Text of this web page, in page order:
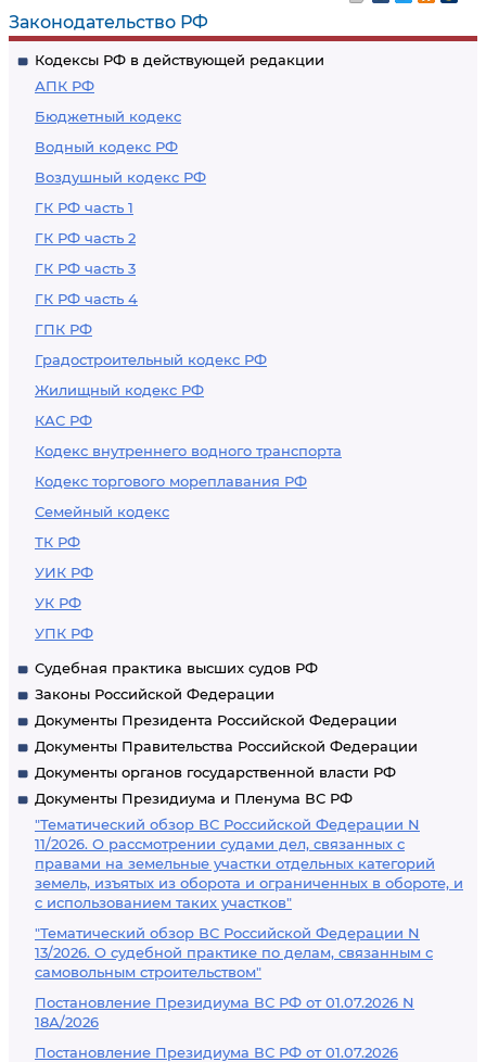
Законодательство РФ
Кодексы РФ в действующей редакции
АПК РФ
Бюджетный кодекс
Водный кодекс РФ
Воздушный кодекс РФ
ГК РФ часть 1
ГК РФ часть 2
ГК РФ часть 3
ГК РФ часть 4
ГПК РФ
Градостроительный кодекс РФ
Жилищный кодекс РФ
КАС РФ
Кодекс внутреннего водного транспорта
Кодекс торгового мореплавания РФ
Семейный кодекс
ТК РФ
УИК РФ
УК РФ
УПК РФ
Судебная практика высших судов РФ
Законы Российской Федерации
Документы Президента Российской Федерации
Документы Правительства Российской Федерации
Документы органов государственной власти РФ
Документы Президиума и Пленума ВС РФ
"Тематический обзор ВС Российской Федерации N
11/2026. О рассмотрении судами дел, связанных с
правами на земельные участки отдельных категорий
земель, изъятых из оборота и ограниченных в обороте, и
с использованием таких участков"
"Тематический обзор ВС Российской Федерации N
13/2026. О судебной практике по делам, связанным с
самовольным строительством"
Постановление Президиума ВС РФ от 01.07.2026 N
18А/2026
Постановление Президиума ВС РФ от 01.07.2026